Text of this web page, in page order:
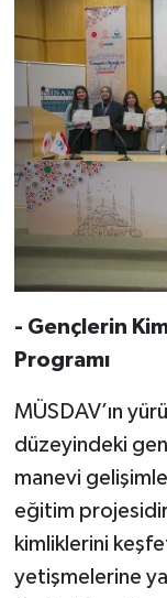
- Gençlerin
Programı
MÜSDAV’ın
düzeyindeki
manevi
eğitim
kimliklerini
yetişmelerine